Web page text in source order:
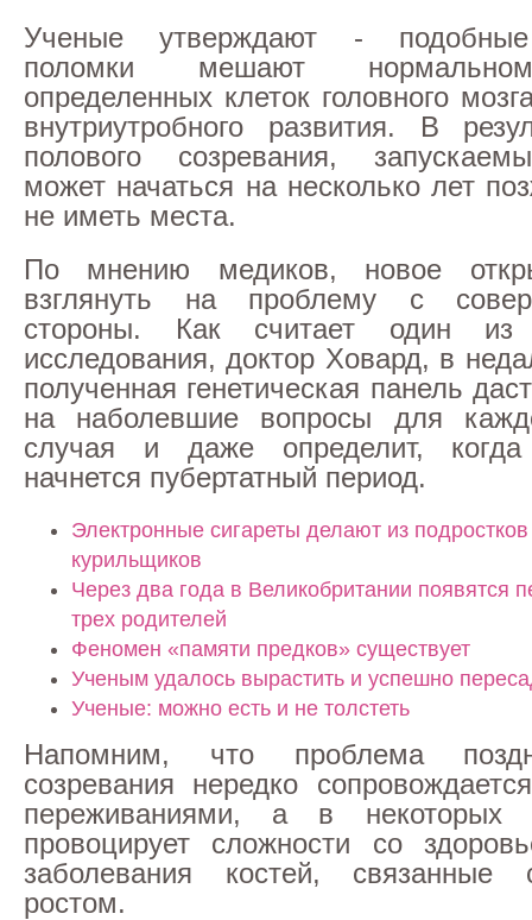
Ученые утверждают - подобные
поломки мешают
определенных клеток головного
внутриутробного развития. В
полового созревания,
может начаться на несколько лет
не иметь места.
По мнению медиков, новое
взглянуть на проблему с
стороны. Как считает один из
исследования, доктор Ховард, в
полученная генетическая панель
на наболевшие вопросы для
случая и даже определит,
начнется пубертатный период.
Электронные сигареты делают из
курильщиков
Через два года в Великобритании появятся
трех родителей
Феномен «памяти предков» существует
Ученым удалось вырастить и успешно
Ученые: можно есть и не толстеть
Напомним, что проблема
созревания нередко
переживаниями, а в некоторых
провоцирует сложности со
заболевания костей, связанные
ростом.